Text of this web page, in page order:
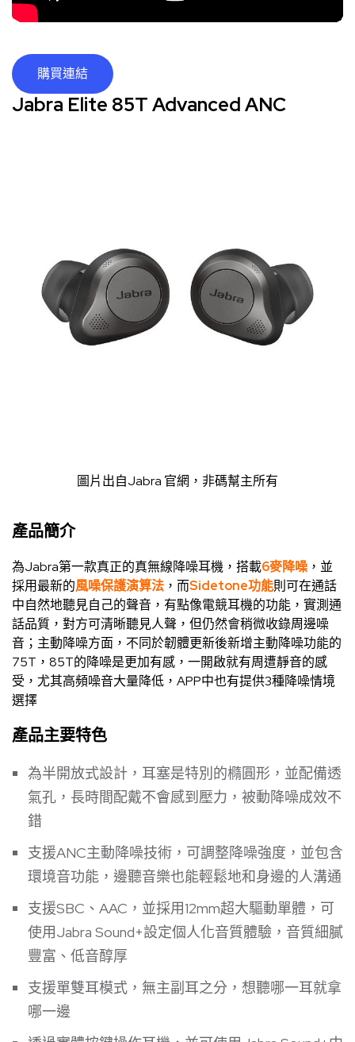
購買連結
Jabra Elite 85T Advanced ANC
圖片出自Jabra 官網 ，非碼幫主所有
產品簡介
為Jabra第一款真正的真無線降噪耳機，搭載6麥降噪 ，並
採用最新的風噪保護演算法 ，而Sidetone功能則可在通話
中自然地聽見自己的聲音，有點像電競耳機的功能，實測通
話品質，對方可清晰聽見人聲，但仍然會稍微收錄周邊噪
音；主動降噪方面，不同於韌體更新後新增主動降噪功能的
75T，85T的降噪是更加有感，一開啟就有周遭靜音的感
受，尤其高頻噪音大量降低，APP中也有提供3種降噪情境
選擇
產品主要特色
為半開放式設計，耳塞是特別的橢圓形，並配備透
氣孔，長時間配戴不會感到壓力，被動降噪成效不
錯
支援ANC主動降噪技術，可調整降噪強度，並包含
環境音功能，邊聽音樂也能輕鬆地和身邊的人溝通
支援SBC、AAC，並採用12mm超大驅動單體，可
使用Jabra Sound+設定個人化音質體驗，音質細膩
豐富、低音醇厚
支援單雙耳模式，無主副耳之分，想聽哪一耳就拿
哪一邊